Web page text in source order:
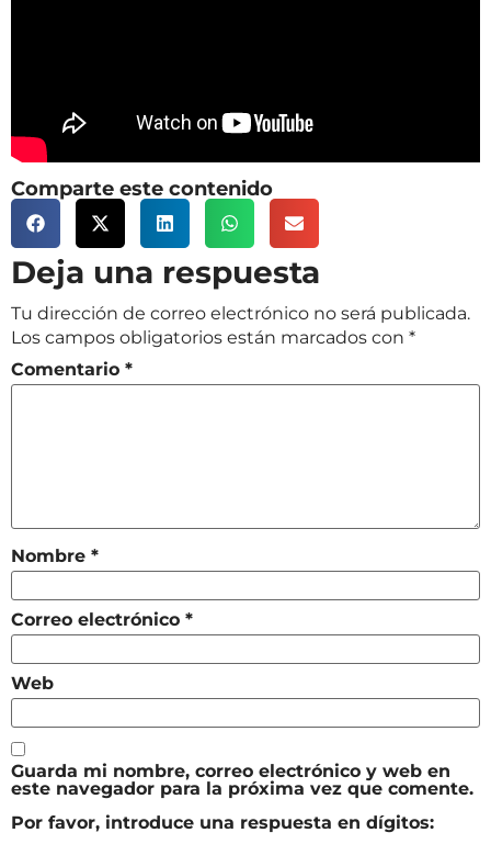
Comparte este contenido
Deja una respuesta
Tu dirección de correo electrónico no será publicada.
Los campos obligatorios están marcados con *
Comentario *
Nombre *
Correo electrónico *
Web
Guarda mi nombre, correo electrónico y web en
este navegador para la próxima vez que comente.
Por favor, introduce una respuesta en dígitos: